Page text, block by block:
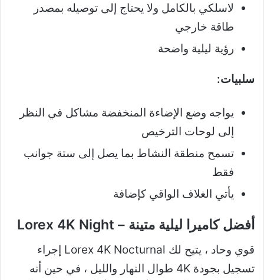
لاسلكي بالكامل ولا يحتاج إلى توصيله بمصدر
طاقة خارجي
رؤية ليلية واضحة
سلبيات:
يواجه وضع الإضاءة المنخفضة مشاكل في النظر
إلى لوحات الترخيص
تسمح منطقة النشاط بما يصل إلى ستة جوانب
فقط
يأتي الغلاف الواقي كإضافة
أفضل كاميرا ليلية متينة – Lorex 4K Night
قوي وحاد ، يتيح لك Lorex 4K Nocturnal إجراء
تسجيل بجودة 4K طوال النهار والليل ، في حين أنه